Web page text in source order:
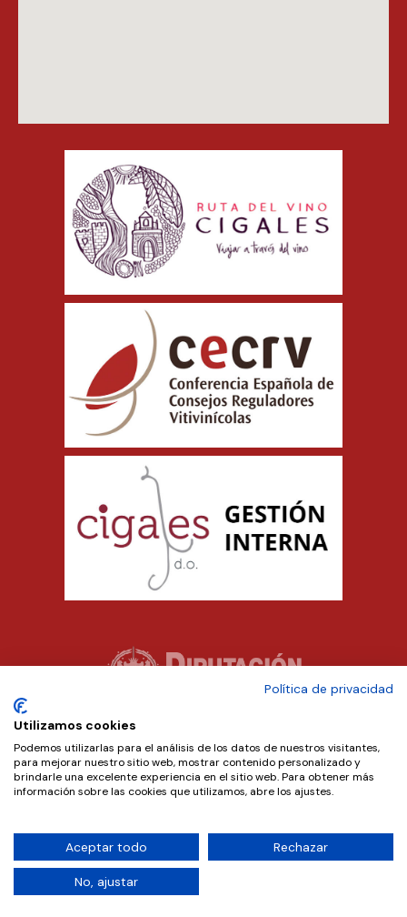
Copyright © 2024 D.O. Cigales. Diseñado por
Política de privacidad
Utilizamos cookies
Podemos utilizarlas para el análisis de los datos de nuestros visitantes,
para mejorar nuestro sitio web, mostrar contenido personalizado y
brindarle una excelente experiencia en el sitio web. Para obtener más
información sobre las cookies que utilizamos, abre los ajustes.
Aceptar todo Rechazar
No, ajustar